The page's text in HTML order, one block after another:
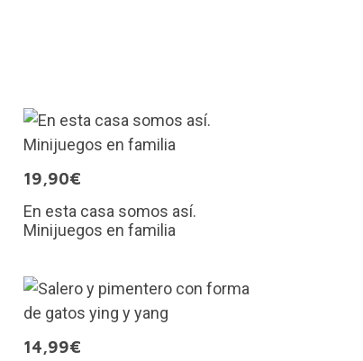
19,90€
En esta casa somos así.
Minijuegos en familia
14,99€